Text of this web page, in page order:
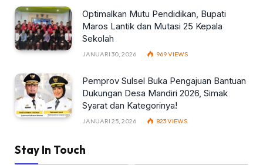
Optimalkan Mutu Pendidikan, Bupati
Maros Lantik dan Mutasi 25 Kepala
Sekolah
JANUARI 30, 2026 969VIEWS
Pemprov Sulsel Buka Pengajuan Bantuan
Dukungan Desa Mandiri 2026, Simak
Syarat dan Kategorinya!
JANUARI 25, 2026 823VIEWS
Stay In Touch